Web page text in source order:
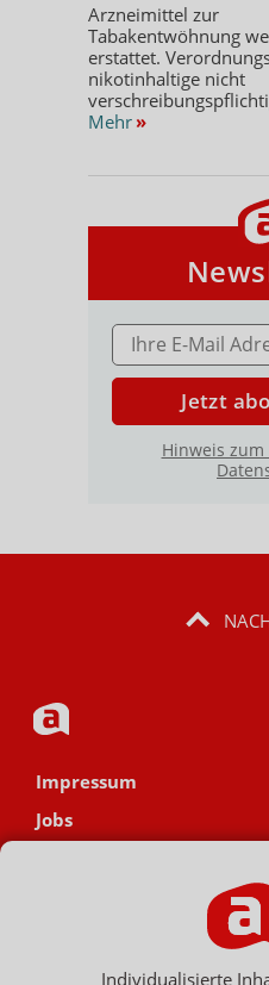
Arzneimittel zur
Tabakentwöhnung
erstattet.
nikotinhaltige nicht
Mehr »
E-MAIL ADRESSE
Jetzt
Hinweis
Impressum
Jobs
Hinweisgebersystem
Individualisierte